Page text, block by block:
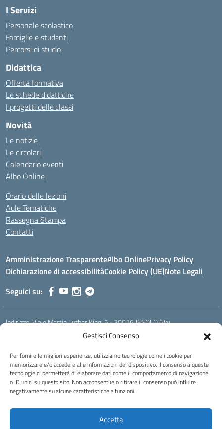
Gestisci Consenso
Per fornire le migliori esperienze, utilizziamo tecnologie come i cookie per
memorizzare e/o accedere alle informazioni del dispositivo. Il consenso a queste
tecnologie ci permetterà di elaborare dati come il comportamento di navigazione
o ID unici su questo sito. Non acconsentire o ritirare il consenso può influire
negativamente su alcune caratteristiche e funzioni.
Accetta
I Servizi
Personale scolastico
Famiglie e studenti
Percorsi di studio
Didattica
Offerta formativa
Le schede didattiche
I progetti delle classi
Novità
Le notizie
Le circolari
Calendario eventi
Albo Online
Orario delle lezioni
Aule Tematiche
Rassegna Stampa
Contatti
Amministrazione TrasparenteAlbo OnlinePrivacy Policy
Dichiarazione di accessibilitàCookie Policy (UE)Note Legali
Seguici su:
Indirizzo:Viale Martin Luther King, 5 - 30016 JESOLO (Ve)
Email:verh020008@istruzione.it
Codice fiscale: 93023530277
Codice meccanografico:VERH020008
Codice Indice delle Pubbliche Amministrazioni (IPA): istsc_verh020008
Codice unico di fatturazione (CUF): UFBI5A
Istituto professionale di Stato per l'enogastronomia e l'ospitalità